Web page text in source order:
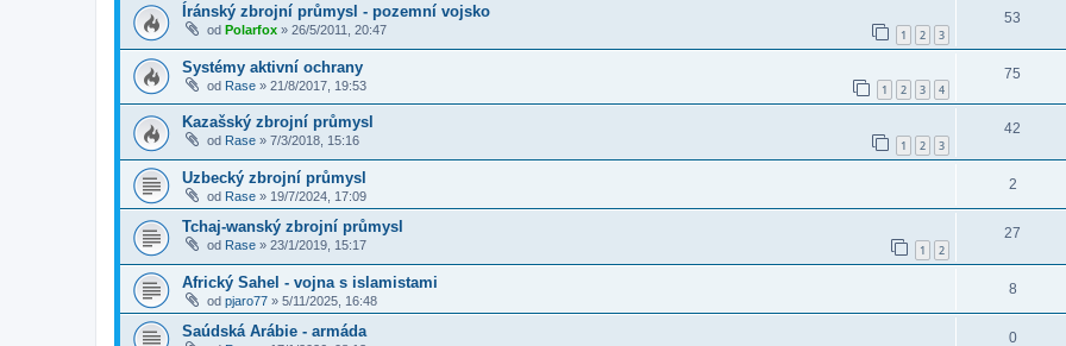
Íránský zbrojní průmysl - pozemní vojsko
od Polarfox » 26/5/2011, 20:47 1 2 3
53
Systémy aktivní ochrany
od Rase » 21/8/2017, 19:53 1 2 3 4
75
Kazašský zbrojní průmysl
od Rase » 7/3/2018, 15:16 1 2 3
42
Uzbecký zbrojní průmysl
od Rase » 19/7/2024, 17:09
2
Tchaj-wanský zbrojní průmysl
od Rase » 23/1/2019, 15:17 1 2
27
Africký Sahel - vojna s islamistami
od pjaro77 » 5/11/2025, 16:48
8
Saúdská Arábie - armáda 0